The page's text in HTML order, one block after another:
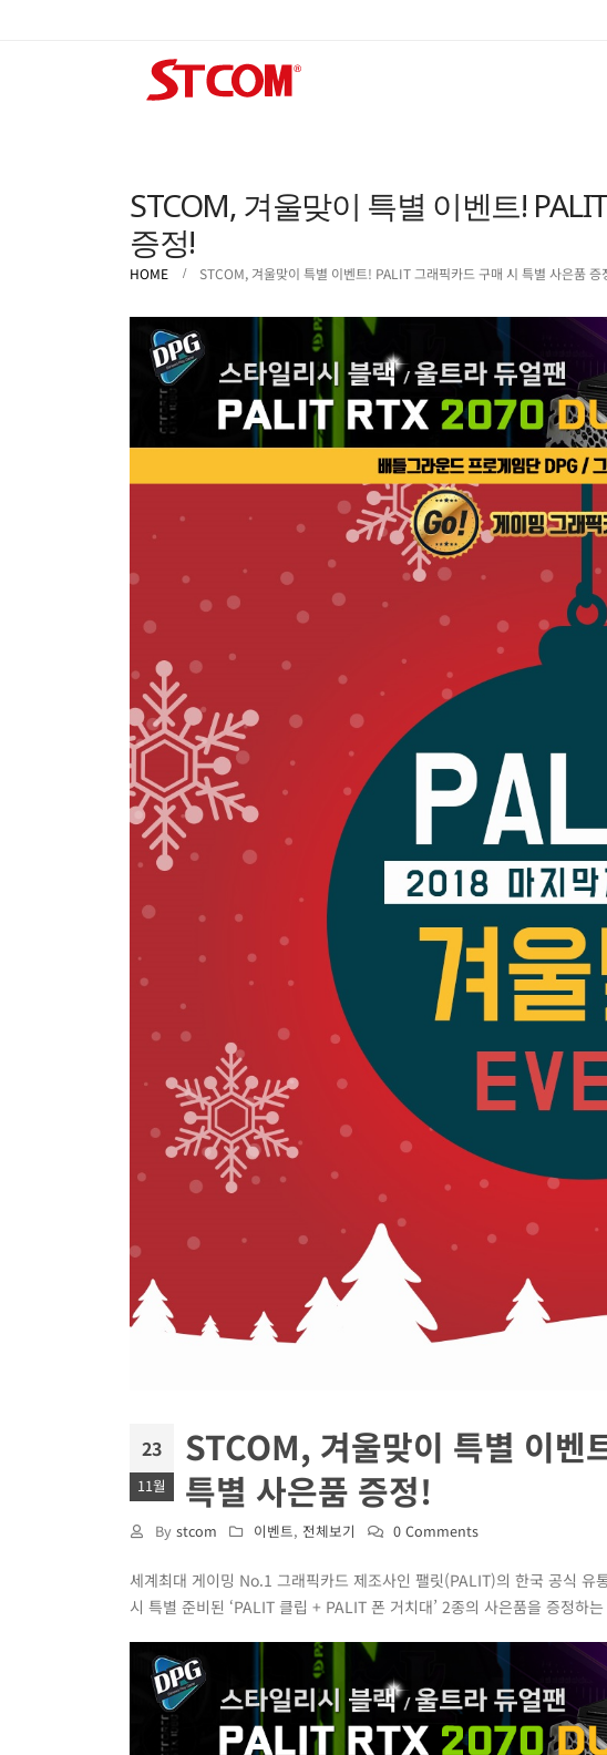
STCOM, 겨울맞이 특별 이벤트!
증정!
HOME STCOM, 겨울맞이 특별 이벤트! PALIT 그래픽카드 구매 시 특별 사은품 증
23
11월
STCOM, 겨울맞이 특별 이벤
특별 사은품 증정!
By stcom 이벤트, 전체보기 0 Comments
세계최대 게이밍 No.1 그래픽카드 제조사인 팰릿(PALIT)의 한국 공식
시 특별 준비된 ‘PALIT 클립 + PALIT 폰 거치대’ 2종의 사은품을 증정하